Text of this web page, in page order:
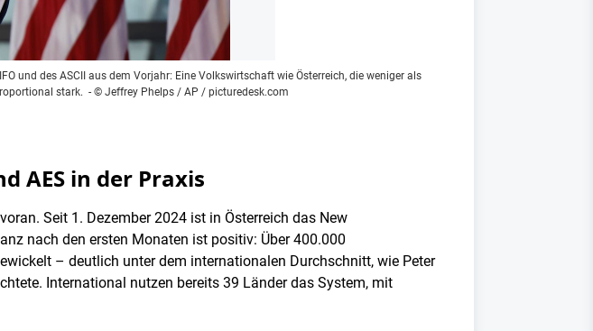
und des ASCII aus dem Vorjahr: Eine Volkswirtschaft wie Österreich, die weniger als
stark. - © Jeffrey Phelps / AP / picturedesk.com
AES in der Praxis
Seit 1. Dezember 2024 ist in Österreich das New
nach den ersten Monaten ist positiv: Über 400.000
– deutlich unter dem internationalen Durchschnitt, wie Peter
International nutzen bereits 39 Länder das System, mit